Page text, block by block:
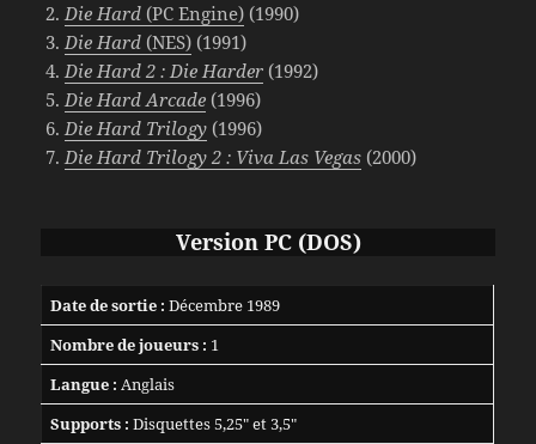
Die Hard (PC Engine) (1990)
Die Hard (NES) (1991)
Die Hard 2 : Die Harder (1992)
Die Hard Arcade (1996)
Die Hard Trilogy (1996)
Die Hard Trilogy 2 : Viva Las Vegas (2000)
Version PC (DOS)
Date de sortie : Décembre 1989
Nombre de joueurs : 1
Langue : Anglais
Supports : Disquettes 5,25″ et 3,5″